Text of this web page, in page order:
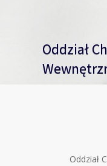
Oddział
Oddział